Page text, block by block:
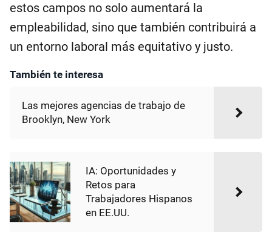
estos campos no solo aumentará la
empleabilidad, sino que también contribuirá a
un entorno laboral más equitativo y justo.
También te interesa
Las mejores agencias de trabajo de
Brooklyn, New York
IA: Oportunidades y
Retos para
Trabajadores Hispanos
en EE.UU.